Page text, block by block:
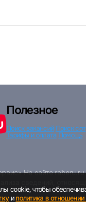
cookie, чтобы
иполитика в
Полезное
Поиск вакансий Поиск
Тарифы и оплата Помощь
На сайте